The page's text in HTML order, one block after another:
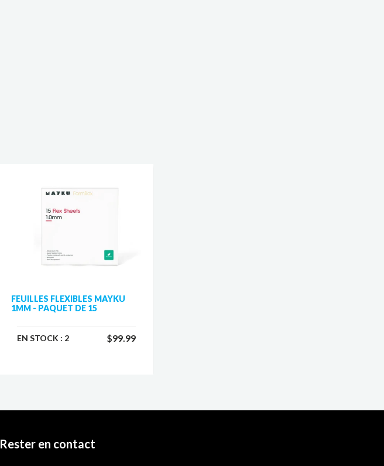
FEUILLES FLEXIBLES MAYKU
1MM - PAQUET DE 15
EN STOCK : 2 $99.99
Rester en contact